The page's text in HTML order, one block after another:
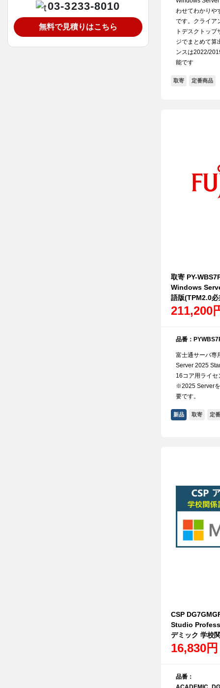
わせてわかりや
です。クライア
トデスクトッ
ジでまとめて算
ンスは2022/
能です
取寄 定番商品
取寄 PY-
Windows
語版(TPM2.0必
211,200
品番：
富士通サーバ専
Server 2025
16コア用ライ
※2025 Server
要です。
新品 取寄 定
CSP
Studio
デミック 学校
16,830円
品番：
03-3233-8010
無料で見積りはこちら